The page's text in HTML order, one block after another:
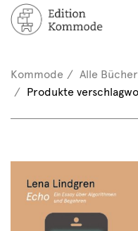
/ Registrieren
(0)
Kommode
Alle Bücher
Produkte